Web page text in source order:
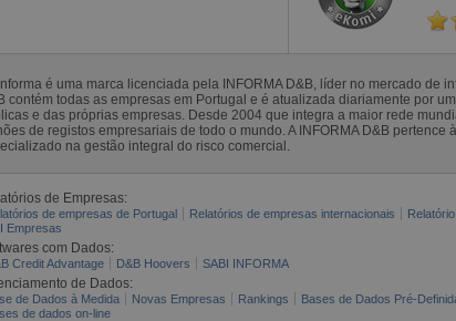
é uma marca licenciada pela INFORMA D&B, líder no mercado de
contém todas as empresas em Portugal e é atualizada diariamente por
e das próprias empresas. Desde 2004 que integra a maior rede
de registos empresariais de todo o mundo. A INFORMA D&B
na gestão integral do risco comercial.
de Empresas:
de empresas de Portugal Relatórios de empresas internacionais
Empresas
com Dados:
Credit Advantage D&B Hoovers SABI INFORMA
de Dados:
de Dados à Medida Novas Empresas Rankings Bases de Dados Pré-
de dados on-line